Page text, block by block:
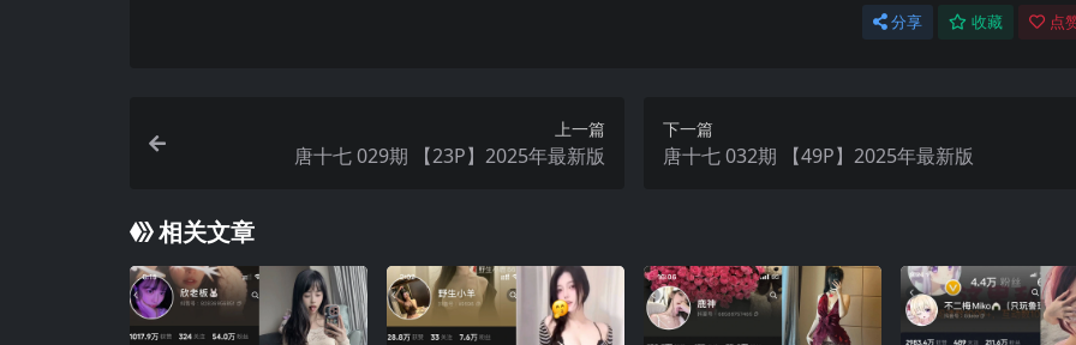
分享 收藏 点
上一篇
唐十七 029期 【23P】2025年最新版
下一篇
唐十七 032期 【49P】2025年最新版
相关文章